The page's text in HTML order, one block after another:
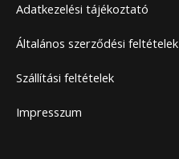
Adatkezelési tájékoztató
Általános szerződési feltételek
Szállítási feltételek
Impresszum